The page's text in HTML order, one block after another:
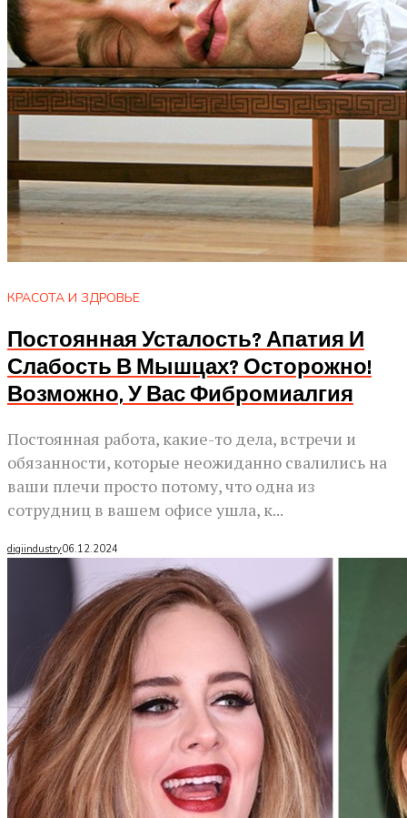
КРАСОТА И ЗДРОВЬЕ
Постоянная Усталость? Апатия И
Слабость В Мышцах? Осторожно!
Возможно, У Вас Фибромиалгия
Постоянная работа, какие-то дела, встречи и
обязанности, которые неожиданно свалились на
ваши плечи просто потому, что одна из
сотрудниц в вашем офисе ушла, к...
digiindustry06.12.2024